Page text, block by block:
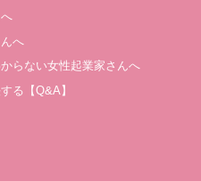
へ
らない女性起業家さんへ
る【Q&A】